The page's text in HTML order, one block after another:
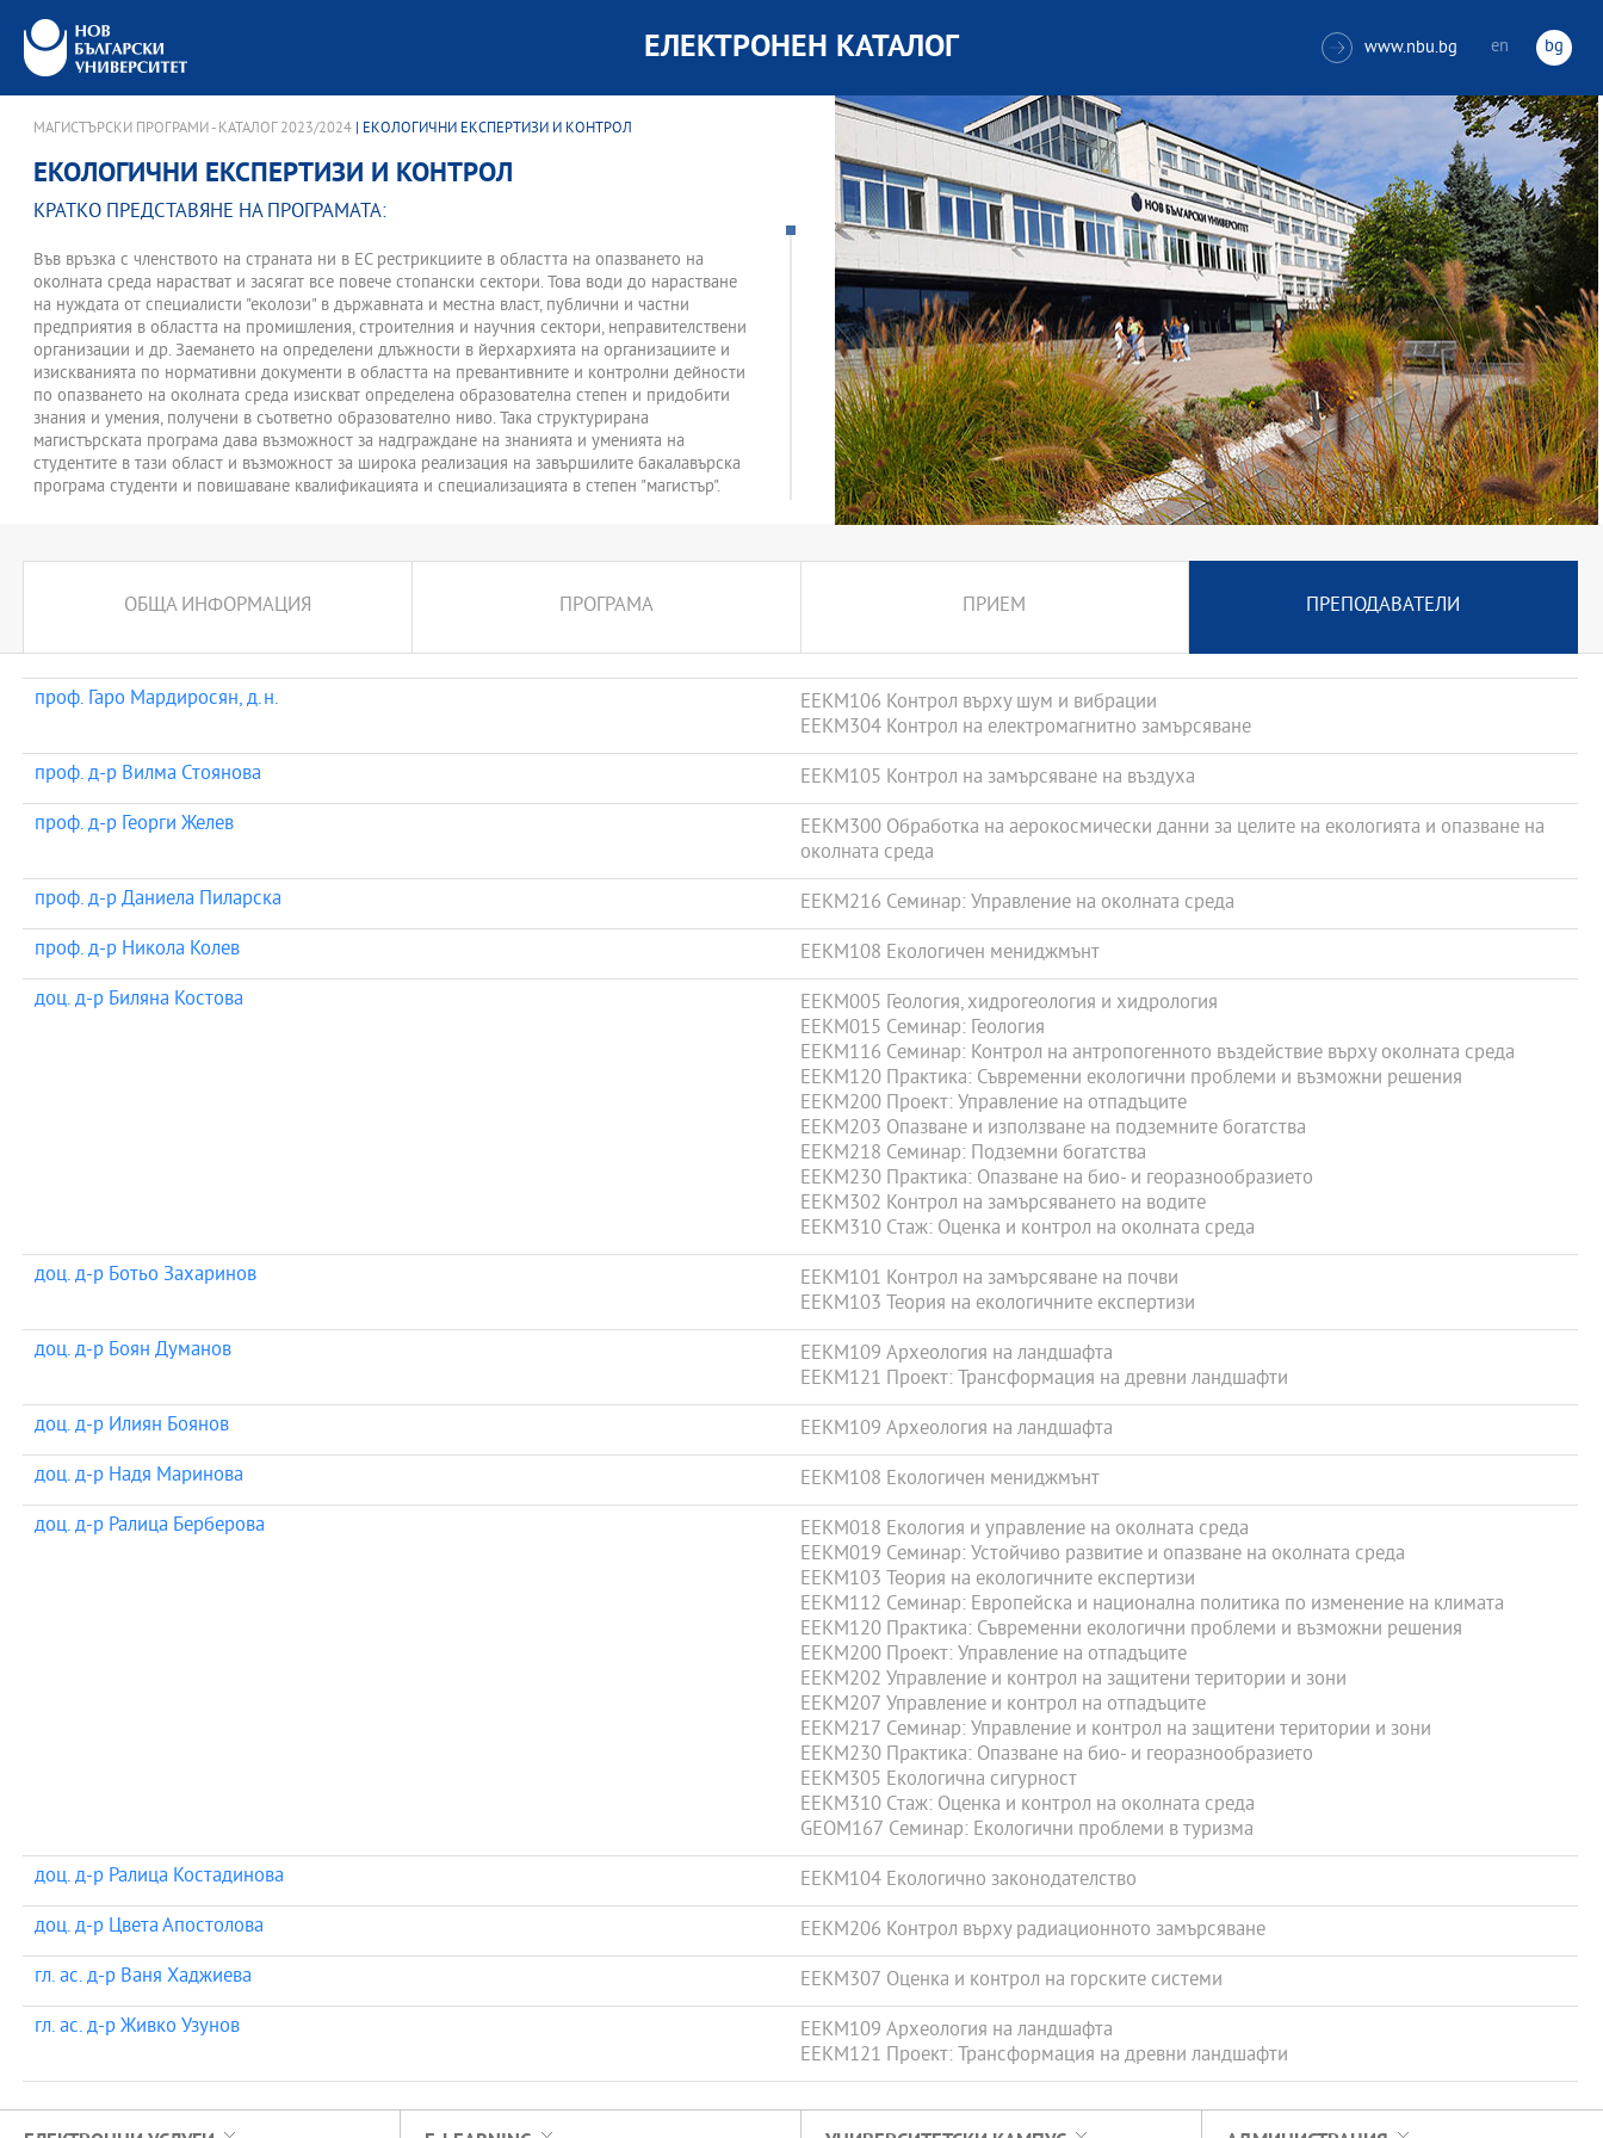
ЕЛЕКТРОНЕН КАТАЛОГ  www.nbu.bg en bg
МАГИСТЪРСКИ ПРОГРАМИ - КАТАЛОГ 2023/2024 | ЕКОЛОГИЧНИ ЕКСПЕРТИЗИ И КОНТРОЛ
ЕКОЛОГИЧНИ ЕКСПЕРТИЗИ И КОНТРОЛ
КРАТКО ПРЕДСТАВЯНЕ НА ПРОГРАМАТА:
Във връзка с членството на страната ни в ЕС рестрикциите в областта на опазването на
околната среда нарастват и засягат все повече стопански сектори. Това води до нарастване
на нуждата от специалисти "еколози" в държавната и местна власт, публични и частни
предприятия в областта на промишления, строителния и научния сектори, неправителствени
организации и др. Заемането на определени длъжности в йерхархията на организациите и
изискванията по нормативни документи в областта на превантивните и контролни дейности
по опазването на околната среда изискват определена образователна степен и придобити
знания и умения, получени в съответно образователно ниво. Така структурирана
магистърската програма дава възможност за надграждане на знанията и уменията на
студентите в тази област и възможност за широка реализация на завършилите бакалавърска
програма студенти и повишаване квалификацията и специализацията в степен "магистър".
ОБЩА ИНФОРМАЦИЯ ПРОГРАМА ПРИЕМ ПРЕПОДАВАТЕЛИ
проф. Гаро Мардиросян, д.н.
EEKM106 Контрол върху шум и вибрации
EEKM304 Контрол на електромагнитно замърсяване
проф. д-р Вилма Стоянова
EEKM105 Контрол на замърсяване на въздуха
проф. д-р Георги Желев
EEKM300 Обработка на аерокосмически данни за целите на екологията и опазване на
околната среда
проф. д-р Даниела Пиларска
EEKM216 Семинар: Управление на околната среда
проф. д-р Никола Колев
EEKM108 Екологичен мениджмънт
доц. д-р Биляна Костова
EEKM005 Геология, хидрогеология и хидрология
EEKM015 Семинар: Геология
EEKM116 Семинар: Контрол на антропогенното въздействие върху околната среда
EEKM120 Практика: Съвременни екологични проблеми и възможни решения
EEKM200 Проект: Управление на отпадъците
EEKM203 Опазване и използване на подземните богатства
EEKM218 Семинар: Подземни богатства
EEKM230 Практика: Опазване на био- и георазнообразието
EEKM302 Контрол на замърсяването на водите
EEKM310 Стаж: Оценка и контрол на околната среда
доц. д-р Ботьо Захаринов
EEKM101 Контрол на замърсяване на почви
EEKM103 Теория на екологичните експертизи
доц. д-р Боян Думанов
EEKM109 Археология на ландшафта
EEKM121 Проект: Трансформация на древни ландшафти
доц. д-р Илиян Боянов
EEKM109 Археология на ландшафта
доц. д-р Надя Маринова
EEKM108 Екологичен мениджмънт
доц. д-р Ралица Берберова
EEKM018 Екология и управление на околната среда
EEKM019 Семинар: Устойчиво развитие и опазване на околната среда
EEKM103 Теория на екологичните експертизи
EEKM112 Семинар: Европейска и национална политика по изменение на климата
EEKM120 Практика: Съвременни екологични проблеми и възможни решения
EEKM200 Проект: Управление на отпадъците
EEKM202 Управление и контрол на защитени територии и зони
EEKM207 Управление и контрол на отпадъците
EEKM217 Семинар: Управление и контрол на защитени територии и зони
EEKM230 Практика: Опазване на био- и георазнообразието
EEKM305 Екологична сигурност
EEKM310 Стаж: Оценка и контрол на околната среда
GEOM167 Семинар: Екологични проблеми в туризма
доц. д-р Ралица Костадинова
EEKM104 Екологично законодателство
доц. д-р Цвета Апостолова
EEKM206 Контрол върху радиационното замърсяване
гл. ас. д-р Ваня Хаджиева
EEKM307 Оценка и контрол на горските системи
гл. ас. д-р Живко Узунов
EEKM109 Археология на ландшафта
EEKM121 Проект: Трансформация на древни ландшафти